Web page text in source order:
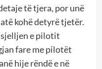
të tjera, por unë
kohë detyrë tjetër.
sjelljen e pilotit
fare me pilotët
hije rëndë e në